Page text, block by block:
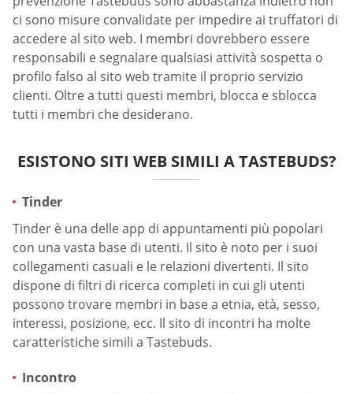
ci sono misure convalidate per impedire ai truffatori di
accedere al sito web. I membri dovrebbero essere
responsabili e segnalare qualsiasi attività sospetta o
profilo falso al sito web tramite il proprio servizio
clienti. Oltre a tutti questi membri, blocca e sblocca
tutti i membri che desiderano.
ESISTONO SITI WEB SIMILI A TASTEBUDS?
Tinder
Tinder è una delle app di appuntamenti più popolari
con una vasta base di utenti. Il sito è noto per i suoi
collegamenti casuali e le relazioni divertenti. Il sito
dispone di filtri di ricerca completi in cui gli utenti
possono trovare membri in base a etnia, età, sesso,
interessi, posizione, ecc. Il sito di incontri ha molte
caratteristiche simili a Tastebuds.
Incontro